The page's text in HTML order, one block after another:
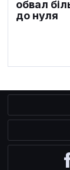
обвал
до нуля